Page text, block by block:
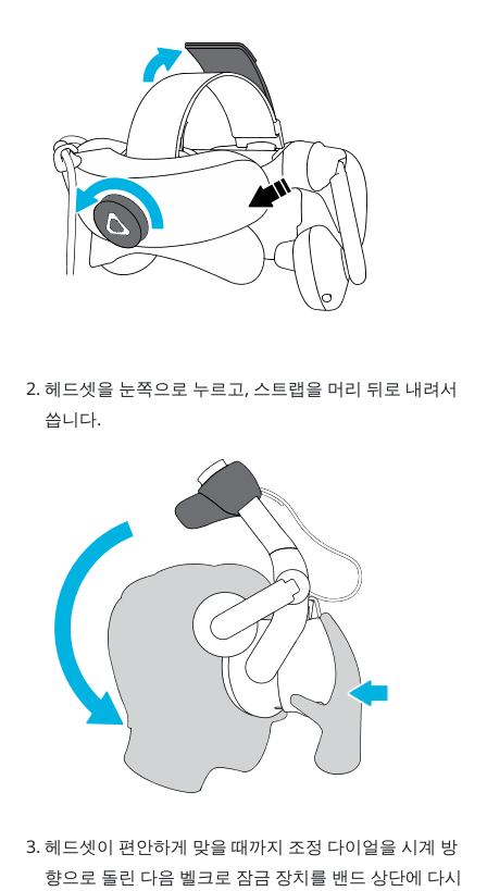
헤드셋을 눈쪽으로 누르고, 스트랩을 머리 뒤로 내려서
씁니다.
헤드셋이 편안하게 맞을 때까지 조정 다이얼을 시계 방
향으로 돌린 다음 벨크로 잠금 장치를 밴드 상단에 다시